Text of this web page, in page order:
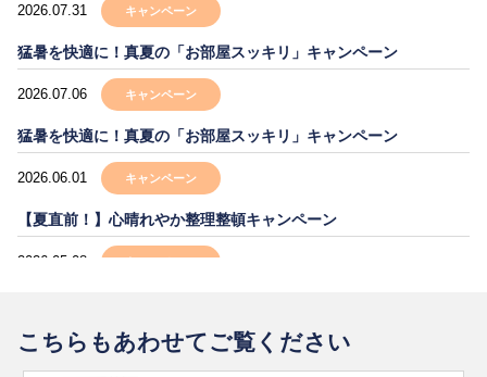
2026.07.31 キャンペーン
猛暑を快適に！真夏の「お部屋スッキリ」キャンペーン
2026.07.06 キャンペーン
猛暑を快適に！真夏の「お部屋スッキリ」キャンペーン
2026.06.01 キャンペーン
【夏直前！】心晴れやか整理整頓キャンペーン
2026.05.08 キャンペーン
2026.04.24 お知らせ
こちらもあわせてご覧ください